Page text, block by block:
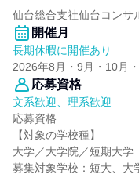
仙台総合支社仙台コンサ
開催月
長期休暇に開催あり
2026年8月・9月・10月
応募資格
文系歓迎、理系歓迎
応募資格
【対象の学校種】
大学／大学院／短期大学
募集対象学校：短大、大